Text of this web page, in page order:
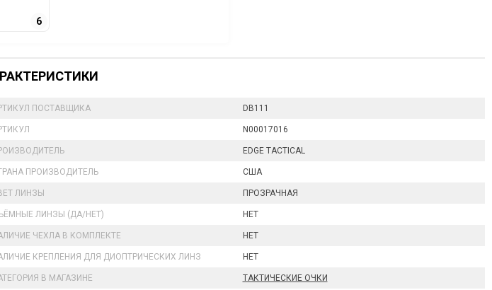
6
ПОСТАВЩИКА DB111
N00017016
EDGE TACTICAL
ПРОИЗВОДИТЕЛЬ США
ЛИНЗЫ ПРОЗРАЧНАЯ
ЛИНЗЫ (ДА/НЕТ) НЕТ
ЧЕХЛА В КОМПЛЕКТЕ НЕТ
КРЕПЛЕНИЯ ДЛЯ ДИОПТРИЧЕСКИХ ЛИНЗ НЕТ
В МАГАЗИНЕ ТАКТИЧЕСКИЕ ОЧКИ